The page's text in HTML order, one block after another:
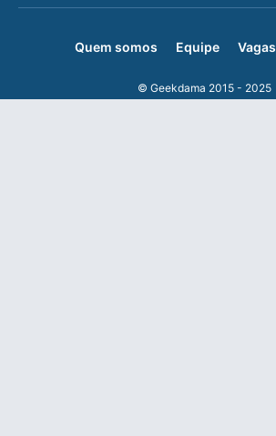
Quem somos Equipe Vagas
© Geekdama 2015 - 2025